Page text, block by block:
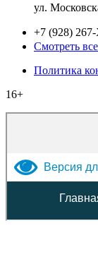
ул.
+7 (928)
Смотреть
Политика
16+